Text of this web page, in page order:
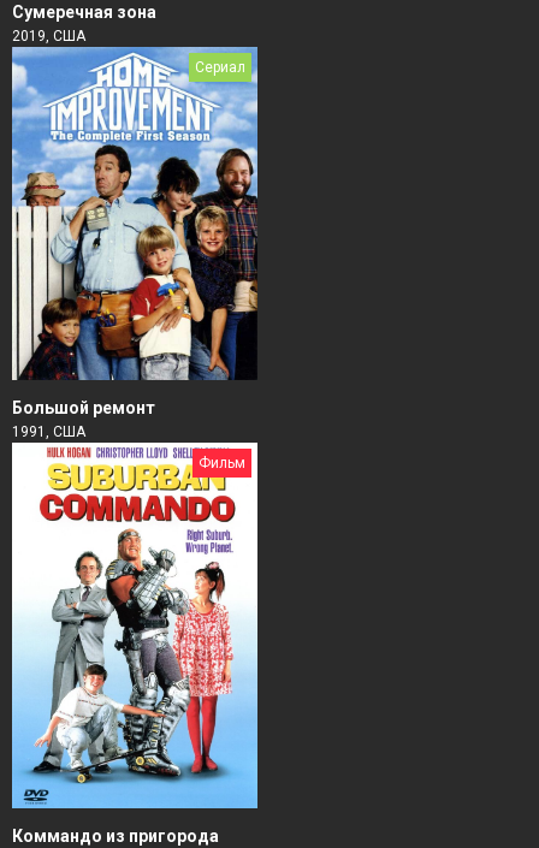
Сумеречная зона
2019, США
Сериал
Большой ремонт
1991, США
Фильм
Коммандо из пригорода